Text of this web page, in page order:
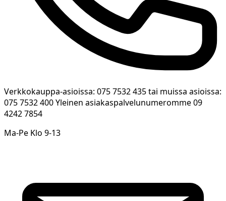
Verkkokauppa-asioissa: 075 7532 435 tai muissa asioissa:
075 7532 400 Yleinen asiakaspalvelunumeromme 09
4242 7854
Ma-Pe Klo 9-13